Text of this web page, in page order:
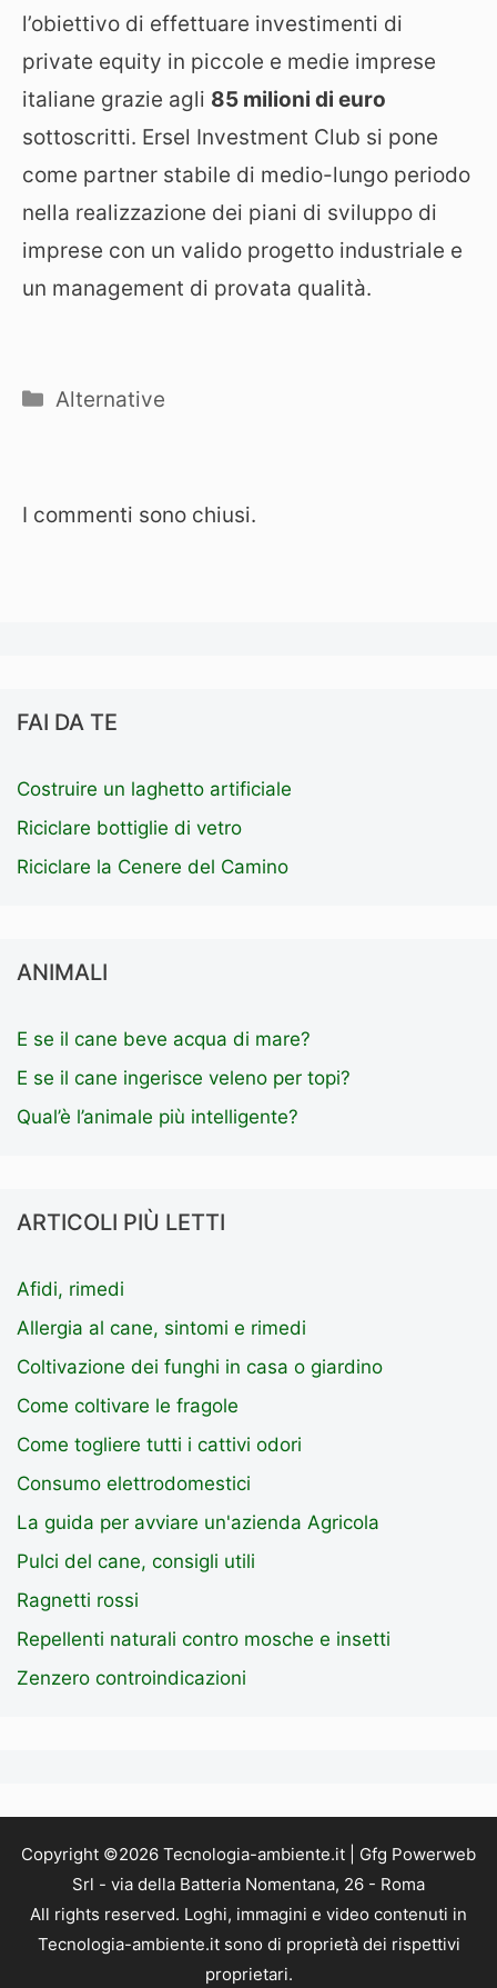
l’obiettivo di effettuare investimenti di
private equity in piccole e medie imprese
italiane grazie agli 85 milioni di euro
sottoscritti. Ersel Investment Club si pone
come partner stabile di medio-lungo periodo
nella realizzazione dei piani di sviluppo di
imprese con un valido progetto industriale e
un management di provata qualità.
Categorie
Alternative
I commenti sono chiusi.
FAI DA TE
Costruire un laghetto artificiale
Riciclare bottiglie di vetro
Riciclare la Cenere del Camino
ANIMALI
E se il cane beve acqua di mare?
E se il cane ingerisce veleno per topi?
Qual’è l’animale più intelligente?
ARTICOLI PIÙ LETTI
Afidi, rimedi
Allergia al cane, sintomi e rimedi
Coltivazione dei funghi in casa o giardino
Come coltivare le fragole
Come togliere tutti i cattivi odori
Consumo elettrodomestici
La guida per avviare un'azienda Agricola
Pulci del cane, consigli utili
Ragnetti rossi
Repellenti naturali contro mosche e insetti
Zenzero controindicazioni
Copyright ©2026 Tecnologia-ambiente.it | Gfg Powerweb
Srl - via della Batteria Nomentana, 26 - Roma
All rights reserved. Loghi, immagini e video contenuti in
Tecnologia-ambiente.it sono di proprietà dei rispettivi
proprietari.